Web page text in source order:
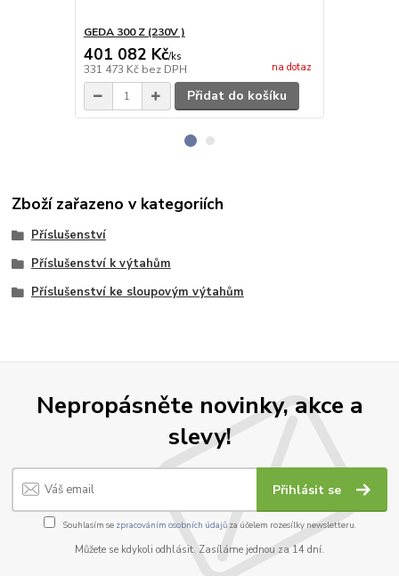
GEDA 300 Z (230V )
401 082 Kč/ks
331 473 Kč bez DPH na dotaz
Přidat do košíku
Zboží zařazeno v kategoriích
Příslušenství
Příslušenství k výtahům
Příslušenství ke sloupovým výtahům
Nepropásněte novinky, akce a
slevy!
Přihlásit se
Souhlasím se zpracováním osobních údajůza účelem rozesílky newsletteru.
Můžete se kdykoli odhlásit. Zasíláme jednou za 14 dní.